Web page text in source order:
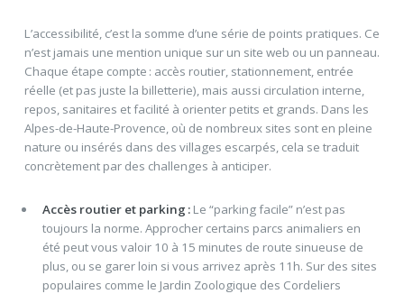
L’accessibilité, c’est la somme d’une série de points pratiques. Ce
n’est jamais une mention unique sur un site web ou un panneau.
Chaque étape compte : accès routier, stationnement, entrée
réelle (et pas juste la billetterie), mais aussi circulation interne,
repos, sanitaires et facilité à orienter petits et grands. Dans les
Alpes-de-Haute-Provence, où de nombreux sites sont en pleine
nature ou insérés dans des villages escarpés, cela se traduit
concrètement par des challenges à anticiper.
Accès routier et parking :Le “parking facile” n’est pas
toujours la norme. Approcher certains parcs animaliers en
été peut vous valoir 10 à 15 minutes de route sinueuse de
plus, ou se garer loin si vous arrivez après 11h. Sur des sites
populaires comme le Jardin Zoologique des Cordeliers